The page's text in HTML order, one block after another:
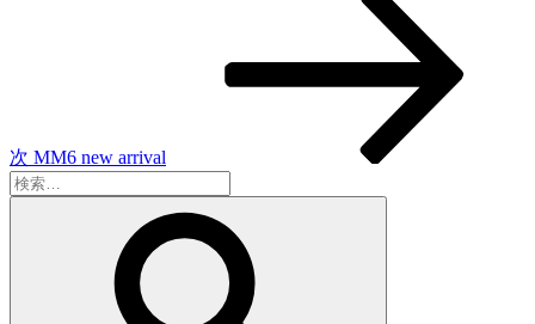
次 MM6 new arrival
検
索: